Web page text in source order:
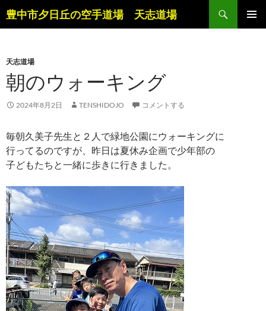
ン
ツ
へ
キ
プ
豊中市夕日丘の空手道場 天志道場
検
索
天志道場
朝のウォーキング
2024年8月2日 TENSHIDOJO コメントする
毎朝久美子先生と２人で緑地公園にウォーキングに
行ってるのですが、昨日は夏休み企画で少年部の
子どもたちと一緒に歩きに行きました。